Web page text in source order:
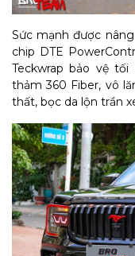
Sức mạnh được
chip DTE
Teckwrap bảo vệ
thảm 360 Fiber, vô
thất, bọc da lộn trần